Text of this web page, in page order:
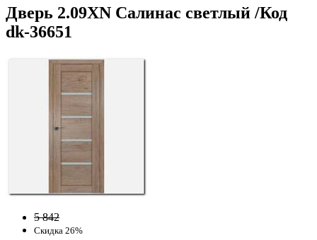
Дверь 2.09ХN Салинас светлый /Код
dk-36651
5 842
Скидка 26%